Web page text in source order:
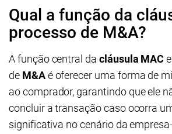
Qual a função da
processo de M&A?
A função central da cláusula MAC
de M&Aé oferecer uma forma de
ao comprador, garantindo que ele
concluir a transação caso ocorra
significativa no cenário da